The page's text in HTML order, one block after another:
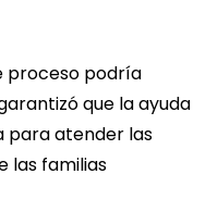
proceso podría
que la ayuda
para atender las
las familias